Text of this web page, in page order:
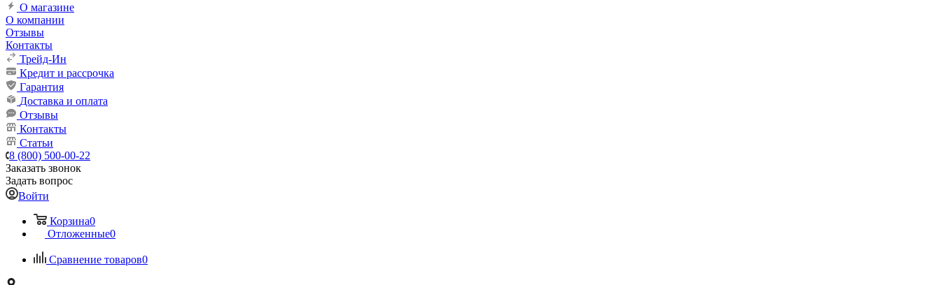
О магазине
О компании
Отзывы
Контакты
Трейд-Ин
Кредит и рассрочка
Гарантия
Доставка и оплата
Отзывы
Контакты
Статьи
8 (800) 500-00-22
Заказать звонок
Задать вопрос
Войти
Корзина0
Отложенные0
Сравнение товаров0